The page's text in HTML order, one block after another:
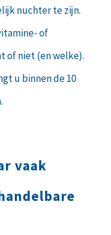
nuchter te zijn.
of
of niet (en welke).
u binnen de 10
vaak